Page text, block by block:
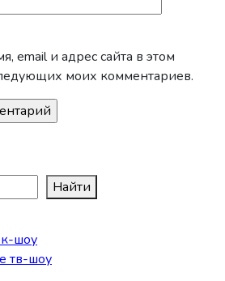
email и адрес сайта в этом
моих комментариев.
Найти
шоу
тв-шоу